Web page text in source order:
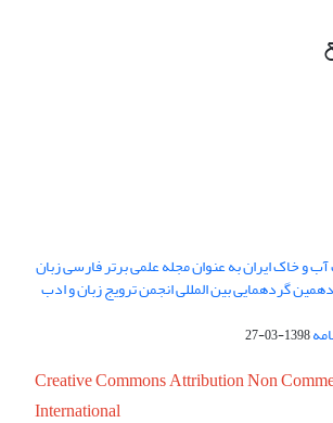
و خاک ایران به عنوان مجله علمی برتر فارسی زبان
در پانزدهمین گردهمایی بین المللی انجمن ترویج زبان و ادب
1398-03-27
Creative Commons Attribution Non
International